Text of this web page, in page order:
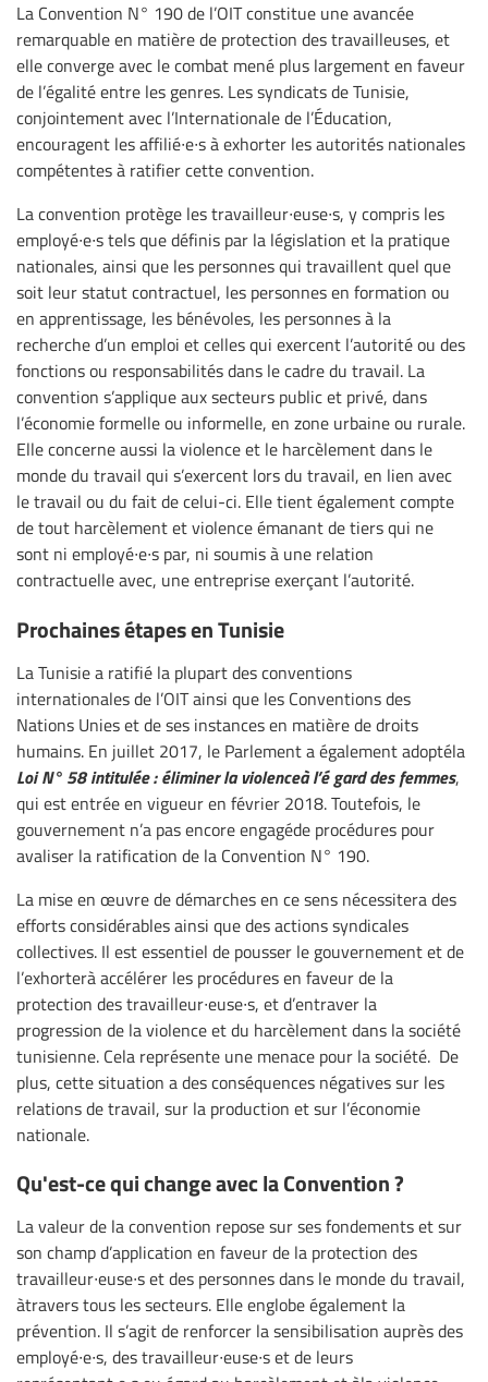
La Convention N° 190 de l’OIT constitue une avancée
remarquable en matière de protection des travailleuses, et
elle converge avec le combat mené plus largement en faveur
de l’égalité entre les genres. Les syndicats de Tunisie,
conjointement avec l’Internationale de l’Éducation,
encouragent les affilié∙e∙s à exhorter les autorités nationales
compétentes à ratifier cette convention.
La convention protège les travailleur∙euse∙s, y compris les
employé∙e∙s tels que définis par la législation et la pratique
nationales, ainsi que les personnes qui travaillent quel que
soit leur statut contractuel, les personnes en formation ou
en apprentissage, les bénévoles, les personnes à la
recherche d’un emploi et celles qui exercent l’autorité ou des
fonctions ou responsabilités dans le cadre du travail. La
convention s’applique aux secteurs public et privé, dans
l’économie formelle ou informelle, en zone urbaine ou rurale.
Elle concerne aussi la violence et le harcèlement dans le
monde du travail qui s’exercent lors du travail, en lien avec
le travail ou du fait de celui-ci. Elle tient également compte
de tout harcèlement et violence émanant de tiers qui ne
sont ni employé∙e∙s par, ni soumis à une relation
contractuelle avec, une entreprise exerçant l’autorité.
Prochaines étapes en Tunisie
La Tunisie a ratifié la plupart des conventions
internationales de l’OIT ainsi que les Conventions des
Nations Unies et de ses instances en matière de droits
humains. En juillet 2017, le Parlement a également adoptéla
Loi N° 58 intitulée : éliminer la violenceàl’égard des femmes,
qui est entrée en vigueur en février 2018. Toutefois, le
gouvernement n’a pas encore engagéde procédures pour
avaliser la ratification de la Convention N° 190.
La mise en œuvre de démarches en ce sens nécessitera des
efforts considérables ainsi que des actions syndicales
collectives. Il est essentiel de pousser le gouvernement et de
l’exhorterà accélérer les procédures en faveur de la
protection des travailleur∙euse∙s, et d’entraver la
progression de la violence et du harcèlement dans la société
tunisienne. Cela représente une menace pour la société. De
plus, cette situation a des conséquences négatives sur les
relations de travail, sur la production et sur l’économie
nationale.
Qu'est-ce qui change avec la Convention ?
La valeur de la convention repose sur ses fondements et sur
son champ d’application en faveur de la protection des
travailleur∙euse∙s et des personnes dans le monde du travail,
àtravers tous les secteurs. Elle englobe également la
prévention. Il s’agit de renforcer la sensibilisation auprès des
employé∙e∙s, des travailleur∙euse∙s et de leurs